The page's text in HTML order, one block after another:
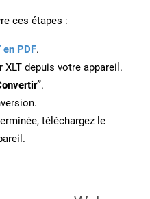
ces étapes :
en PDF.
depuis votre appareil.
.
téléchargez le